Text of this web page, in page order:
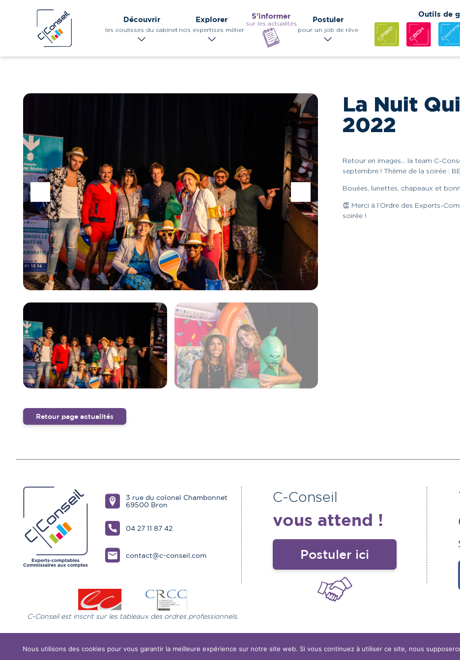
Commissaires
aux comptes
Experts-
comptables
Découvrir
les coulisses du cabinet
Explorer
nos expertises métier
S'informer
sur les actualités Postuler
pour un job de rêve
Outils de
La Nuit
2022
Retour en images… la team C-
septembre ! Thème de la soirée :
Bouées, lunettes, chapeaux et
👏 Merci à l’Ordre des Experts-
soirée !
Retour page actualités
3 rue du colonel Chambonnet
69500 Bron
04 27 11 87 42
contact@c-conseil.com
C-Conseil est inscrit sur les tableaux des ordres professionnels.
C-Conseil
vous attend !
Postuler ici
Nous utilisons des cookies pour vous garantir la meilleure expérience sur notre site web. Si vous continuez à utiliser ce site, nous